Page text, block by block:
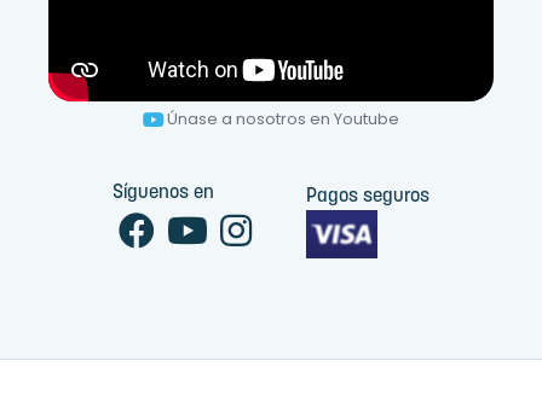
Únase a nosotros en Youtube
Síguenos en Pagos seguros